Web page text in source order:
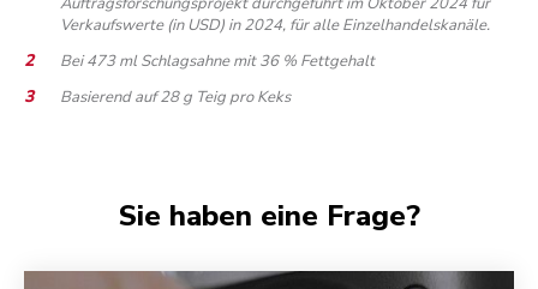
Verkaufswerte (in USD) in 2024, für alle Einzelhandelskanäle.
Bei 473 ml Schlagsahne mit 36 % Fettgehalt
Basierend auf 28 g Teig pro Keks
Sie haben eine Frage?